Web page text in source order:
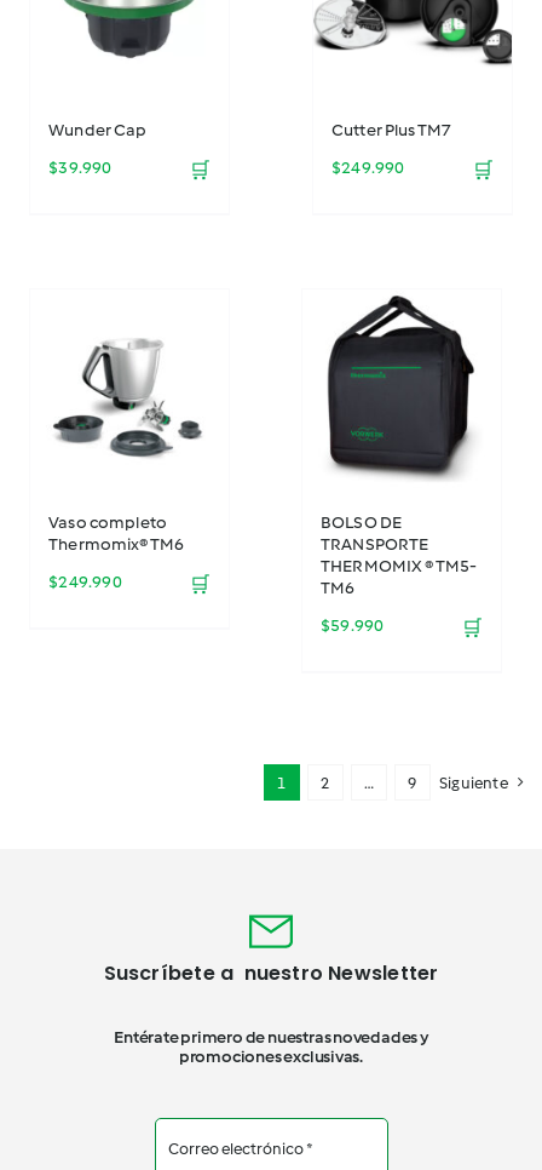
Wunder Cap
$39.990 🛒
Cutter Plus TM7
$249.990 🛒
Vaso completo
Thermomix® TM6
$249.990 🛒
BOLSO DE
TRANSPORTE
THERMOMIX ® TM5-
TM6
$59.990 🛒
1 2 … 9 Siguiente
Suscríbete a nuestro Newsletter
Entérate primero de nuestras novedades y
promociones exclusivas.